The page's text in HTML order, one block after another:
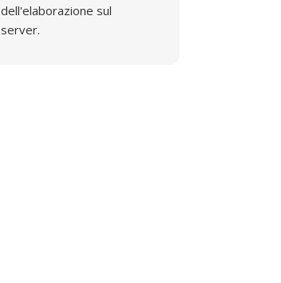
dell'elaborazione sul
server.